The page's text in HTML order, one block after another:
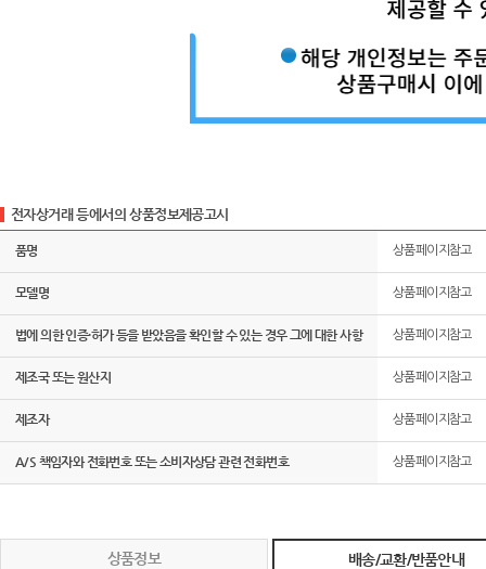
전자상거래 등에서의 상품정보제공고시
품명 상품페이지참고
모델명 상품페이지참고
법에 의한 인증·허가 등을 받았음을 확인할 수 있는 경우 그에 대한 사항 상품페이지참고
제조국 또는 원산지 상품페이지참고
제조자 상품페이지참고
A/S 책임자와 전화번호 또는 소비자상담 관련 전화번호 상품페이지참고
상품정보 배송/교환/반품안내